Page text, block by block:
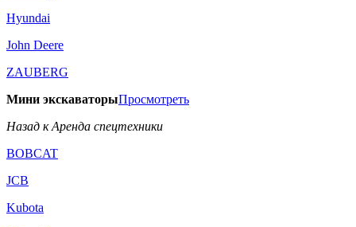
Hyundai
John Deere
ZAUBERG
Мини экскаваторыПросмотреть
Назад к Аренда спецтехники
BOBCAT
JCB
Kubota